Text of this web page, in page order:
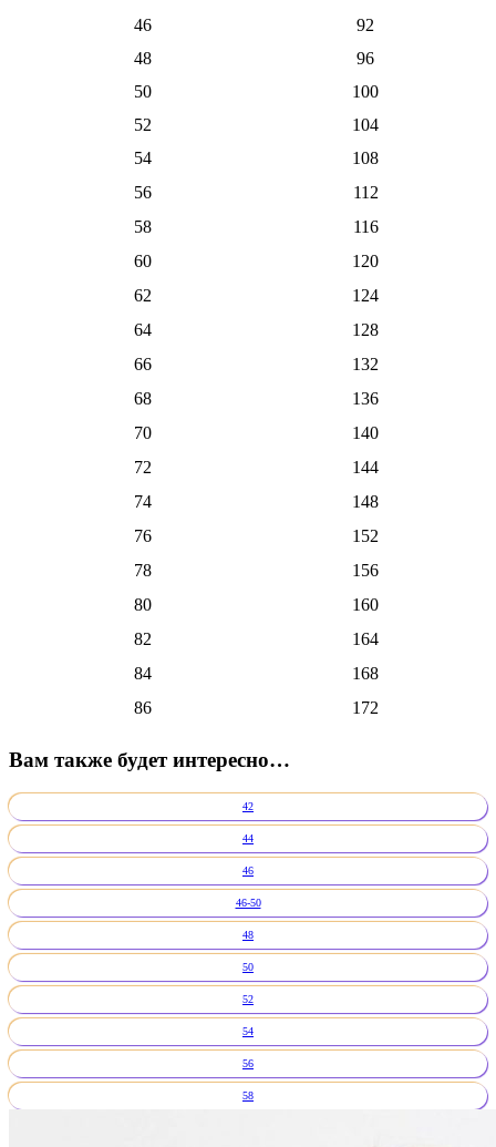
46
92
48
96
50
100
52
104
54
108
56
112
58
116
60
120
62
124
64
128
66
132
68
136
70
140
72
144
74
148
76
152
78
156
80
160
82
164
84
168
86
172
Вам также будет интересно…
42
44
46
46-50
48
50
52
54
56
58